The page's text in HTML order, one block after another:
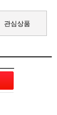
관심상품